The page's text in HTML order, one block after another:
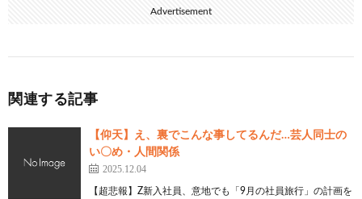
Advertisement
関連する記事
【仰天】え、裏でこんな事してるんだ…芸人同士の
い〇め・人間関係
2025.12.04
【超悲報】Z新入社員、意地でも「9月の社員旅行」の計画を